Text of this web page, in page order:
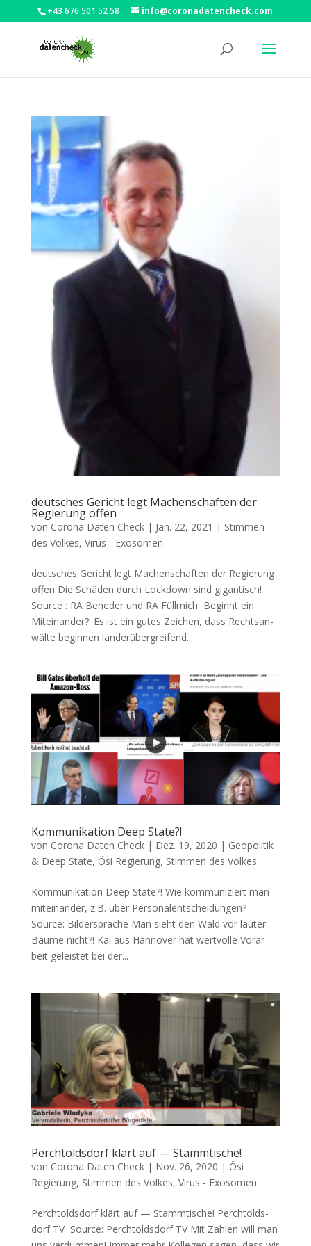
+43 676 501 52 58 info@coronadatencheck.com
deutsches Gericht legt Machenschaften der
Regierung offen
von Corona Daten Check| Jan. 22, 2021 | Stimmen
des Volkes, Virus - Exosomen
deutsches Gericht legt Machenschaften der Regierung
offen Die Schä­den durch Lock­down sind gigantisch!
Source : RA Bene­der und RA Füllmich Beginnt ein
Miteinander?! Es ist ein gutes Zei­chen, dass Rechts­an­
wäl­te begin­nen län­der­über­grei­fend...
Kommunikation Deep State?!
von Corona Daten Check| Dez. 19, 2020 | Geopolitik
& Deep State, Ösi Regierung, Stimmen des Volkes
Kommunikation Deep State?! Wie kom­mu­ni­ziert man
mit­ein­an­der, z.B. über Personalentscheidungen?
Source: Bil­der­spra­che Man sieht den Wald vor lau­ter
Bäu­me nicht?! Kai aus Han­no­ver hat wert­vol­le Vor­ar­
beit geleis­tet bei der...
Perchtoldsdorf klärt auf — Stammtische!
von Corona Daten Check| Nov. 26, 2020 | Ösi
Regierung, Stimmen des Volkes, Virus - Exosomen
Perchtoldsdorf klärt auf — Stammtische! Perch­tolds­
dorf TV Source: Perch­tolds­dorf TV Mit Zah­len will man